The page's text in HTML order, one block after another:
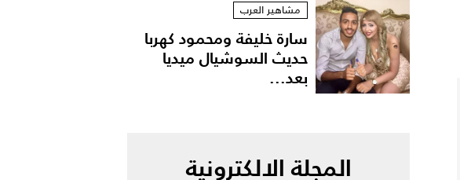
مشاهير العرب
سارة خليفة ومحمود كهربا
حديث السوشيال ميديا
بعد...
المجلة الالكترونية